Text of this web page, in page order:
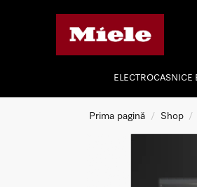
ELECTROCASNICE
Prima pagină / Shop /